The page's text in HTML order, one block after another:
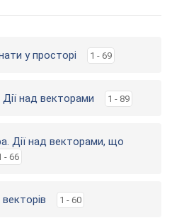
у просторі 1 - 69
над векторами 1 - 89
Дії над векторами, що
- 66
1 - 60